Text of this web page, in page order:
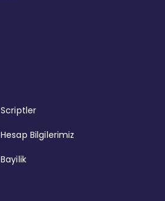
Scriptler
Hesap Bilgilerimiz
Bayilik